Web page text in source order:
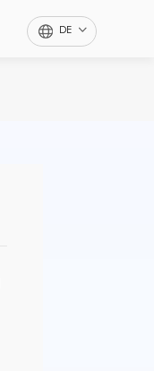
DE